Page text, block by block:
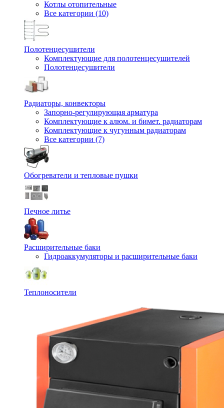
Котлы отопительные
Все категории (10)
Полотенцесушители
Комплектующие для полотенцесушителей
Полотенцесушители
Радиаторы, конвекторы
Запорно-регулирующая арматура
Комплектующие к алюм. и бимет. радиаторам
Комплектующие к чугунным радиаторам
Все категории (7)
Обогреватели и тепловые пушки
Печное литье
Расширительные баки
Гидроаккумуляторы и расширительные баки
Теплоносители